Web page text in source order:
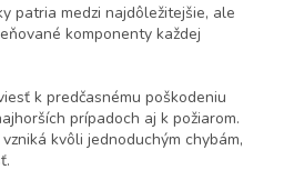
patria medzi najdôležitejšie, ale
komponenty každej
k predčasnému poškodeniu
prípadoch aj k požiarom.
kvôli jednoduchým chybám,